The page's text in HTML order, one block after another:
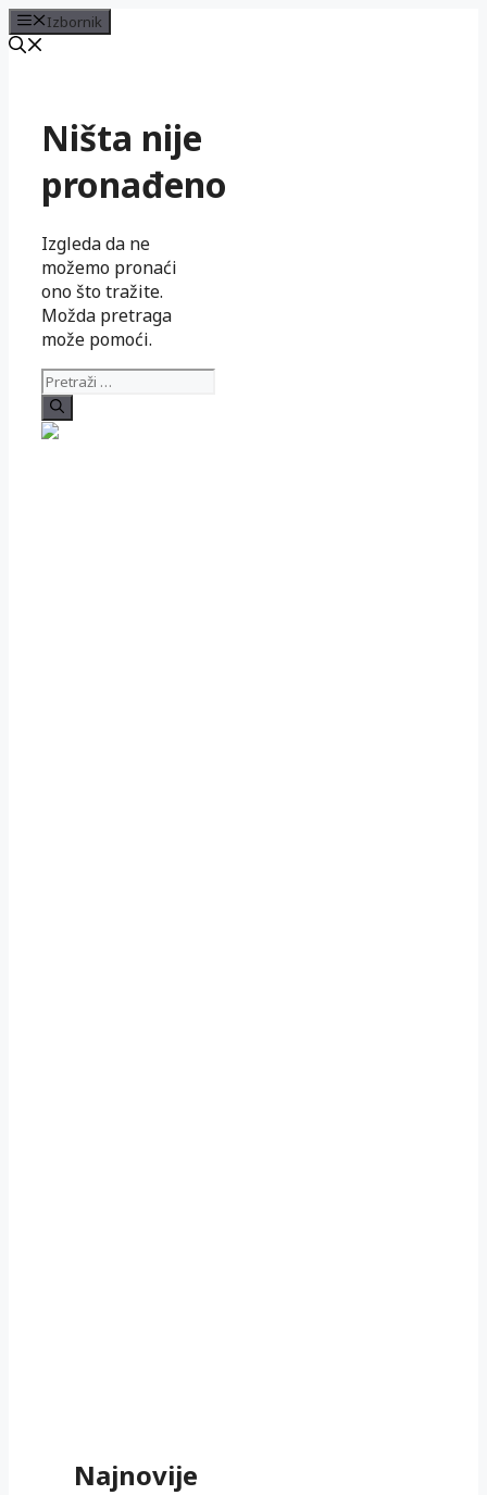
Izbornik
Ništa nije
pronađeno
Izgleda da ne
možemo pronaći
ono što tražite.
Možda pretraga
može pomoći.
Pretraži:
Najnovije